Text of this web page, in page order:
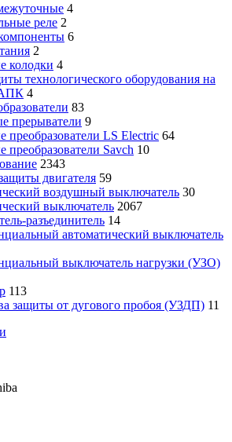
4
реле 2
6
2
колодки 4
технологического оборудования на
АПК 4
83
прерыватели 9
преобразователи LS Electric 64
преобразователи Savch 10
2343
двигателя 59
воздушный выключатель 30
выключатель 2067
разъединитель 14
автоматический выключатель
выключатель нагрузки (УЗО)
113
защиты от дугового пробоя (УЗДП) 11